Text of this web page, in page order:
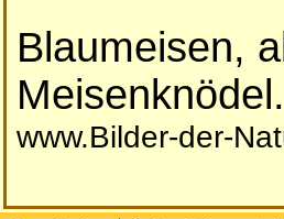
Blaumeisen,
Meisenknödel.
www.Bilder-der-